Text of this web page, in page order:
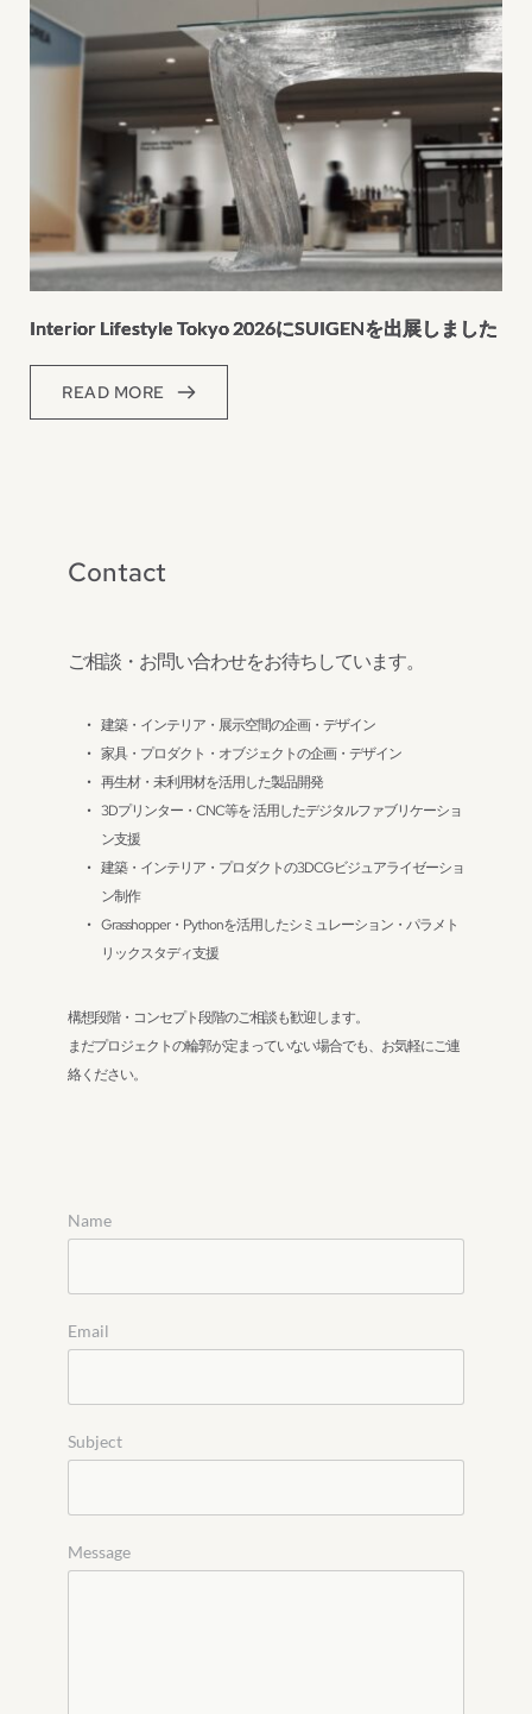
Interior Lifestyle Tokyo 2026にSUIGENを出展しました
READ MORE
Contact
ご相談・お問い合わせをお待ちしています。
建築・インテリア・展示空間の企画・デザイン
家具・プロダクト・オブジェクトの企画・デザイン
再生材・未利用材を活用した製品開発
3Dプリンター・CNC等を 活用したデジタルファブリケーショ
ン支援
建築・インテリア・プロダクトの3DCGビジュアライゼーショ
ン制作
Grasshopper・Pythonを活用したシミュレーション・パラメト
リックスタディ支援
構想段階・コンセプト段階のご相談も歓迎します。
まだプロジェクトの輪郭が定まっていない場合でも、お気軽にご連
絡ください。
Name
Email
Subject
Message